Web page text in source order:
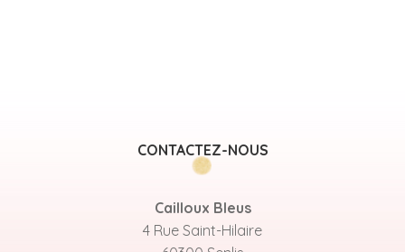
CONTACTEZ-NOUS
Cailloux Bleus
4 Rue Saint-Hilaire